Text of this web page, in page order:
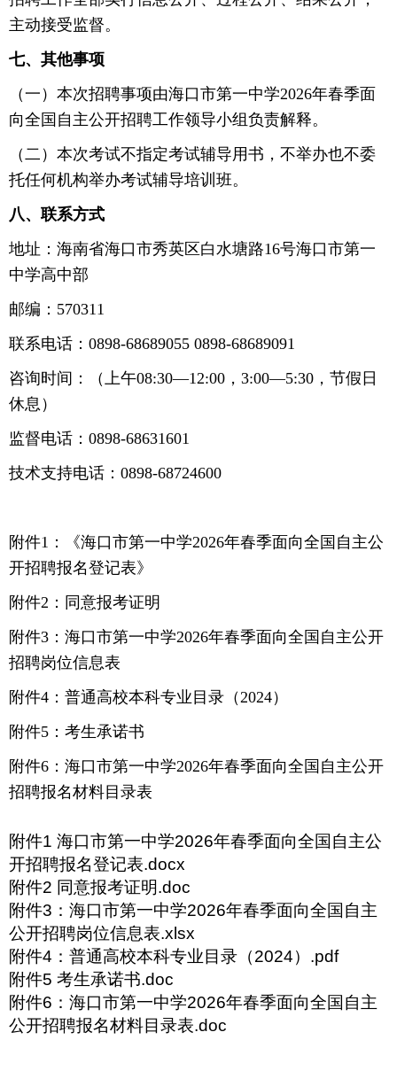
主动接受监督。
七、其他事项
（一）本次招聘事项由海口市第一中学2026年春季面
向全国自主公开招聘工作领导小组负责解释。
（二）本次考试不指定考试辅导用书，不举办也不委
托任何机构举办考试辅导培训班。
八、联系方式
地址：海南省海口市秀英区白水塘路16号海口市第一
中学高中部
邮编：570311
联系电话：0898-68689055 0898-68689091
咨询时间：（上午08:30—12:00，3:00—5:30，节假日
休息）
监督电话：0898-68631601
技术支持电话：0898-68724600
附件1：《海口市第一中学2026年春季面向全国自主公
开招聘报名登记表》
附件2：同意报考证明
附件3：海口市第一中学2026年春季面向全国自主公开
招聘岗位信息表
附件4：普通高校本科专业目录（2024）
附件5：考生承诺书
附件6：海口市第一中学2026年春季面向全国自主公开
招聘报名材料目录表
附件1 海口市第一中学2026年春季面向全国自主公
开招聘报名登记表.docx
附件2 同意报考证明.doc
附件3：海口市第一中学2026年春季面向全国自主
公开招聘岗位信息表.xlsx
附件4：普通高校本科专业目录（2024）.pdf
附件5 考生承诺书.doc
附件6：海口市第一中学2026年春季面向全国自主
公开招聘报名材料目录表.doc